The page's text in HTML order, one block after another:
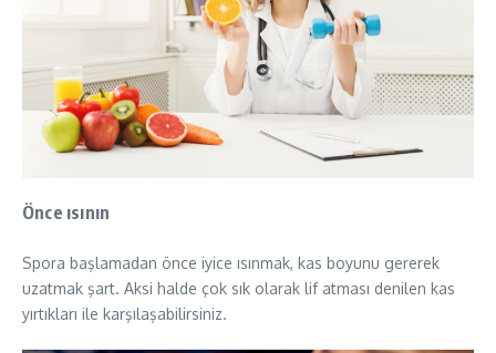
Önce ısının
Spora başlamadan önce iyice ısınmak, kas boyunu gererek
uzatmak şart. Aksi halde çok sık olarak lif atması denilen kas
yırtıkları ile karşılaşabilirsiniz.